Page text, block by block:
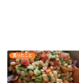
思ったこと